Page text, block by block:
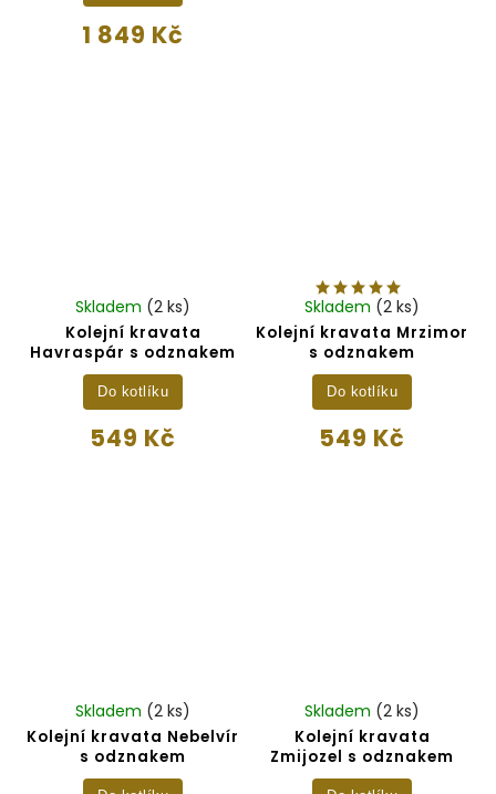
1 849 Kč
Kolejní kravata
Havraspár s odznakem
Skladem (2 ks)
549 Kč
Do kotlíku
Kolejní kravata Mrzimor
s odznakem
Skladem (2 ks)
549 Kč
Do kotlíku
Kolejní kravata Nebelvír
s odznakem
Skladem (2 ks)
Kolejní kravata
Zmijozel s odznakem
Skladem (2 ks)